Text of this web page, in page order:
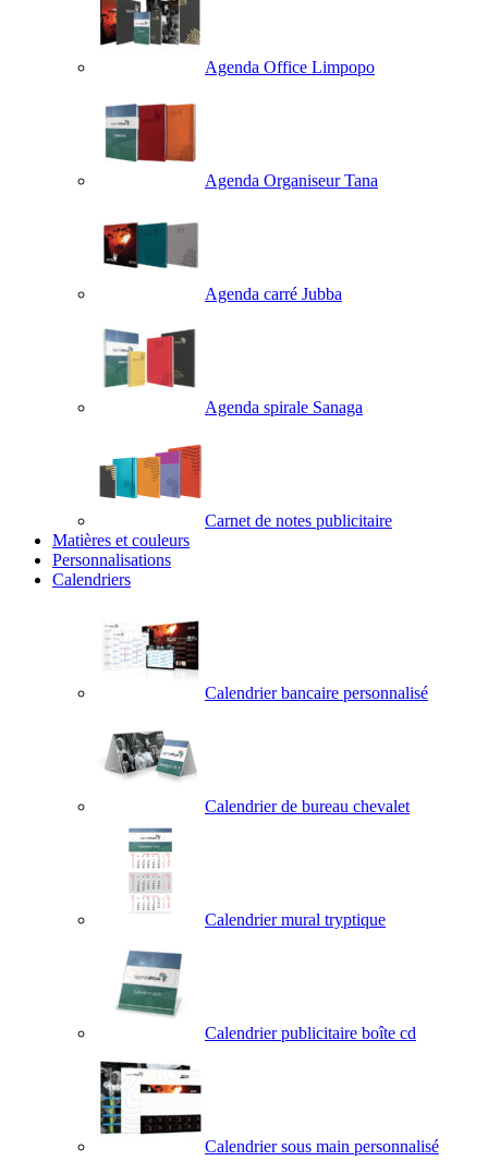
Agenda Office Limpopo
Agenda Organiseur Tana
Agenda carré Jubba
Agenda spirale Sanaga
Carnet de notes publicitaire
Matières et couleurs
Personnalisations
Calendriers
Calendrier bancaire personnalisé
Calendrier de bureau chevalet
Calendrier mural tryptique
Calendrier publicitaire boîte cd
Calendrier sous main personnalisé